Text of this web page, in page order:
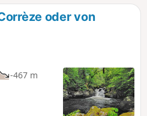
oder von
-467 m